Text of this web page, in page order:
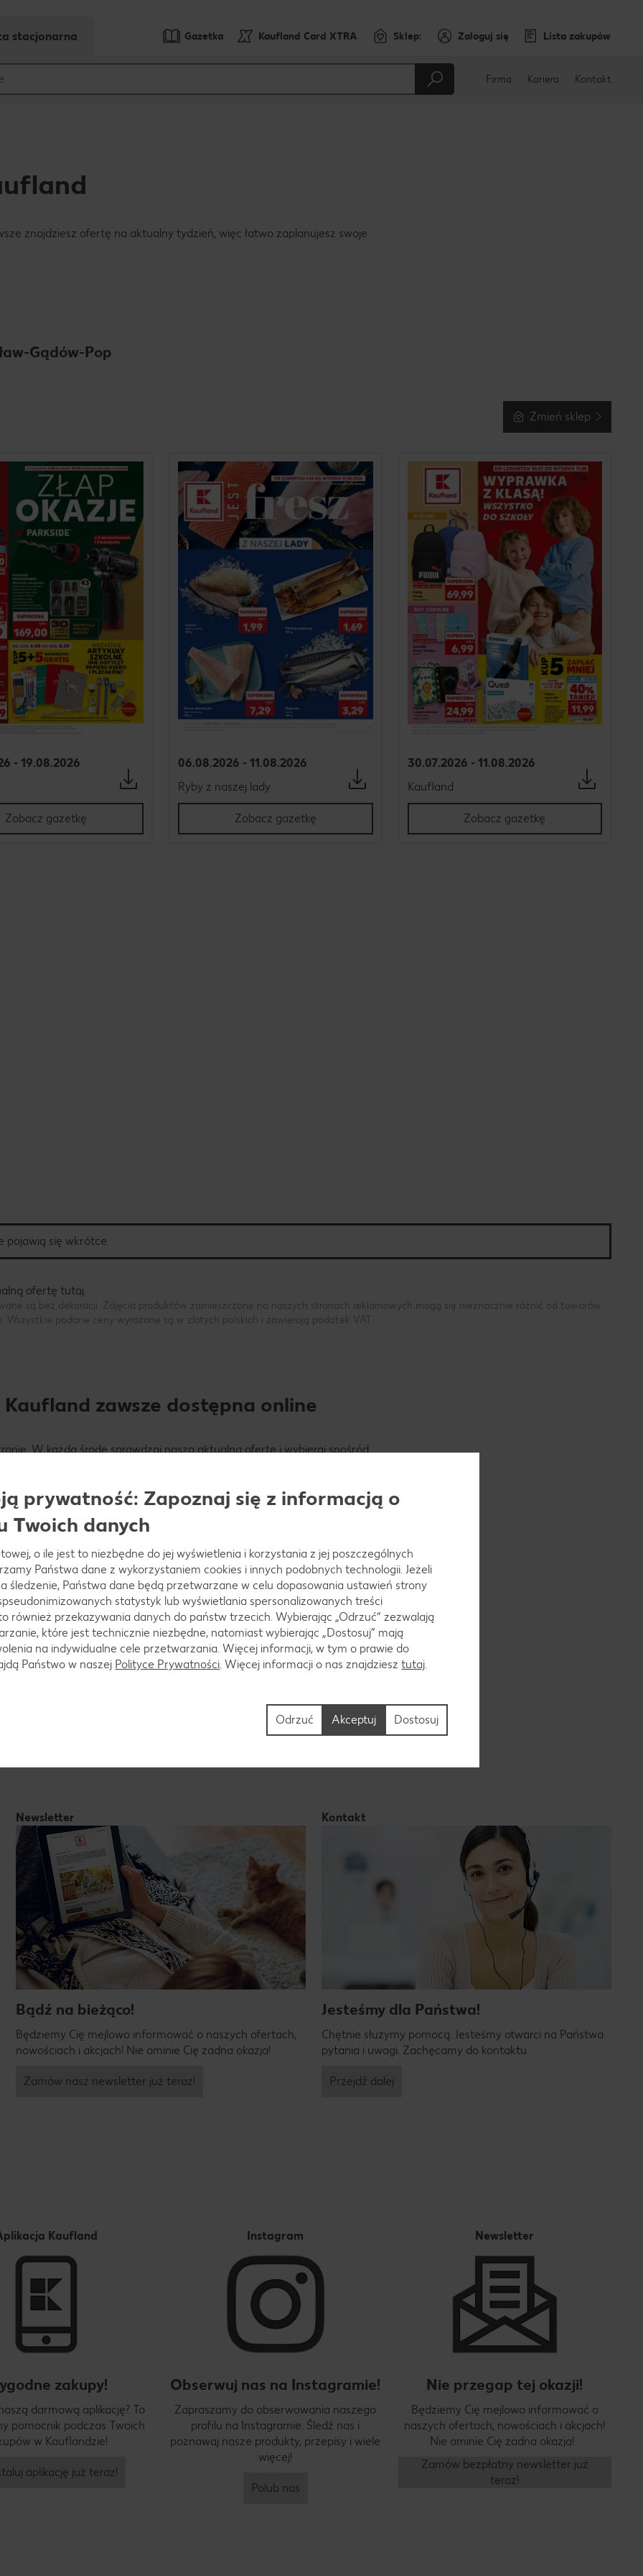
Gazetka Kaufland Card XTRA Sklep: Zaloguj się Lista zakupów
stacjonarna
Firma Kariera Kontakt
znajdziesz ofertę na aktualny tydzień, więc łatwo zaplanujesz swoje
Gądów-Pop
Zmień sklep
- 19.08.2026
Zobacz gazetkę
06.08.2026 - 11.08.2026
Ryby z naszej lady
Zobacz gazetkę
30.07.2026 - 11.08.2026
Kaufland
Zobacz gazetkę
pojawią się wkrótce.
ofertę tutaj.
są bez dekoracji. Zdjęcia produktów zamieszczone na naszych stronach reklamowych mogą się nieznacznie różnić od towarów
podane ceny wyrażone są w złotych polskich i zawierają podatek VAT.
zawsze dostępna online
W każdą środę sprawdzaj naszą aktualną ofertę i wybieraj spośród
od czwartku, ale już dzień wcześniej możesz przygotować
artykuły i nie przepłacisz!
czwartek, więc warto być na bieżąco z naszą gazetką, która pojawia się
starannie dobrany w taki sposób, aby odpowiadał potrzebom
czego potrzebujesz w jednym miejscu!
np. świeże owoce oraz warzywa, które wyśmienicie sprawdzą się jako
i egzotyczny asortyment, abyś zawsze mógł spróbować nowych
produktów mięsnych, ryb i nabiału. Wysoka jakość i niskie ceny z
Przewróć stronę naszej gazetki, a znajdziesz też wszelkiego
skompletować składniki na pyszny posiłek w mgnieniu oka!
dla Twojego domu. Szeroka oferta środków czystości pozwoli Ci na
Ale to nie koniec - w gazetce znajdziesz również akcesoria do wnętrz i
znajdziesz wszystko, czego możesz potrzebować!
Newsletter
Bądź na bieżąco!
Będziemy Cię mejlowo informować o naszych ofertach,
nowościach i akcjach! Nie ominie Cię żadna okazja!
Zamów nasz newsletter już teraz!
Kontakt
Jesteśmy dla Państwa!
Chętnie służymy pomocą. Jesteśmy otwarci na Państwa
pytania i uwagi. Zachęcamy do kontaktu.
Przejdź dalej
Kaufland
zakupy!
darmową aplikację? To
pomocnik podczas Twoich
w Kauflandzie!
aplikację już teraz!
Instagram
Obserwuj nas na Instagramie!
Zapraszamy do obserwowania naszego
profilu na Instagramie. Śledź nas i
poznawaj nasze produkty, przepisy i wiele
więcej!
Polub nas
Newsletter
Nie przegap tej okazji!
Będziemy Cię mejlowo informować o
naszych ofertach, nowościach i akcjach!
Nie ominie Cię żadna okazja!
Zamów bezpłatny newsletter już
teraz!
prywatność: Zapoznaj się z informacją o
Twoich danych
o ile jest to niezbędne do jej wyświetlenia i korzystania z jej poszczególnych
Państwa dane z wykorzystaniem cookies i innych podobnych technologii. Jeżeli
śledzenie, Państwa dane będą przetwarzane w celu dopasowania ustawień strony
statystyk lub wyświetlania spersonalizowanych treści
również przekazywania danych do państw trzecich. Wybierając „Odrzuć“ zezwalają
które jest technicznie niezbędne, natomiast wybierając „Dostosuj” mają
na indywidualne cele przetwarzania. Więcej informacji, w tym o prawie do
Państwo w naszej Polityce Prywatności. Więcej informacji o nas znajdziesztutaj.
Dostosuj
Odrzuć Akceptuj